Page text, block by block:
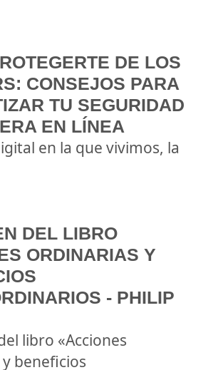
DE LOS
CONSEJOS PARA
TU SEGURIDAD
EN LÍNEA
en la que vivimos, la
DEL LIBRO
ORDINARIAS Y
- PHILIP
libro «Acciones
beneficios